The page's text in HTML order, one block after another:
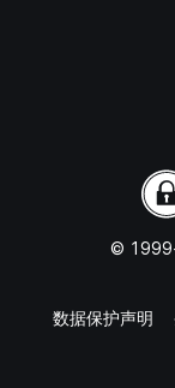
©
数据保护声明